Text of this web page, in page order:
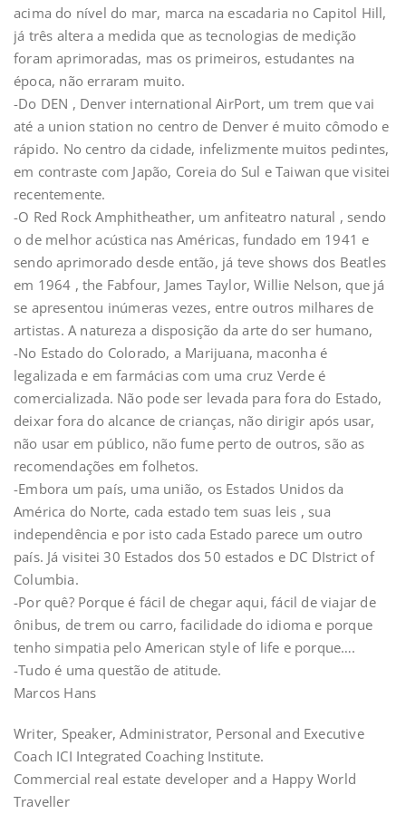
acima do nível do mar, marca na escadaria no Capitol Hill,
já três altera a medida que as tecnologias de medição
foram aprimoradas, mas os primeiros, estudantes na
época, não erraram muito.
-Do DEN , Denver international AirPort, um trem que vai
até a union station no centro de Denver é muito cômodo e
rápido. No centro da cidade, infelizmente muitos pedintes,
em contraste com Japão, Coreia do Sul e Taiwan que visitei
recentemente.
-O Red Rock Amphitheather, um anfiteatro natural , sendo
o de melhor acústica nas Américas, fundado em 1941 e
sendo aprimorado desde então, já teve shows dos Beatles
em 1964 , the Fabfour, James Taylor, Willie Nelson, que já
se apresentou inúmeras vezes, entre outros milhares de
artistas. A natureza a disposição da arte do ser humano,
-No Estado do Colorado, a Marijuana, maconha é
legalizada e em farmácias com uma cruz Verde é
comercializada. Não pode ser levada para fora do Estado,
deixar fora do alcance de crianças, não dirigir após usar,
não usar em público, não fume perto de outros, são as
recomendações em folhetos.
-Embora um país, uma união, os Estados Unidos da
América do Norte, cada estado tem suas leis , sua
independência e por isto cada Estado parece um outro
país. Já visitei 30 Estados dos 50 estados e DC DIstrict of
Columbia.
-Por quê? Porque é fácil de chegar aqui, fácil de viajar de
ônibus, de trem ou carro, facilidade do idioma e porque
tenho simpatia pelo American style of life e porque….
-Tudo é uma questão de atitude.
Marcos Hans
Writer, Speaker, Administrator, Personal and Executive
Coach ICI Integrated Coaching Institute.
Commercial real estate developer and a Happy World
Traveller